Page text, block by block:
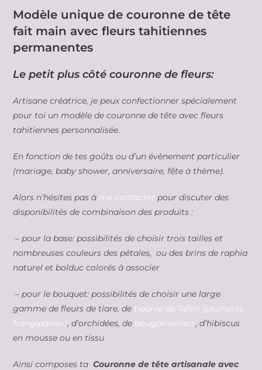
Modèle unique de couronne de tête
fait main avec fleurs tahitiennes
permanentes
Le petit plus côté couronne de fleurs:
Artisane créatrice, je peux confectionner spécialement
pour toi un modèle de couronne de tête avec fleurs
tahitiennes personnalisée.
En fonction de tes goûts ou d’un évènement particulier
(mariage, baby shower, anniversaire, fête à thème).
Alors n’hésites pas à me contacter pour discuter des
disponibilités de combinaison des produits :
– pour la base: possibilités de choisir trois tailles et
nombreuses couleurs des pétales, ou des brins de raphia
naturel et bolduc colorés à associer
– pour le bouquet: possibilités de choisir une large
gamme de fleurs de tiare, de tipanie de Tahiti (pluméria,
frangipanier), d’orchidées, de bougainvilliers, d’hibiscus
en mousse ou en tissu
Ainsi composes taCouronne de tête artisanale avec